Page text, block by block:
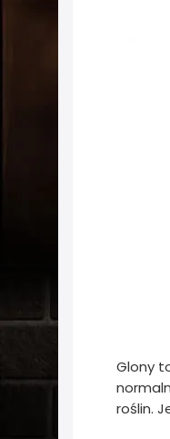
Glony
roślin.